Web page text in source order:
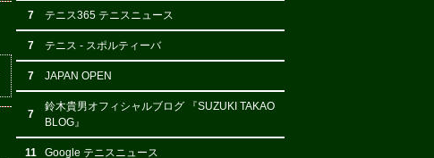
7 テニス365 テニスニュース
7 テニス - スポルティーバ
7 JAPAN OPEN
7
鈴木貴男オフィシャルブログ 『SUZUKI TAKAO
BLOG』
11 Google テニスニュース